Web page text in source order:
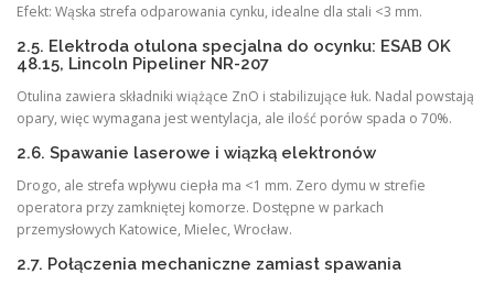
Efekt: Wąska strefa odparowania cynku, idealne dla stali <3 mm.
2.5. Elektroda otulona specjalna do ocynku: ESAB OK
48.15, Lincoln Pipeliner NR-207
Otulina zawiera składniki wiążące ZnO i stabilizujące łuk. Nadal powstają
opary, więc wymagana jest wentylacja, ale ilość porów spada o 70%.
2.6. Spawanie laserowe i wiązką elektronów
Drogo, ale strefa wpływu ciepła ma <1 mm. Zero dymu w strefie
operatora przy zamkniętej komorze. Dostępne w parkach
przemysłowych Katowice, Mielec, Wrocław.
2.7. Połączenia mechaniczne zamiast spawania